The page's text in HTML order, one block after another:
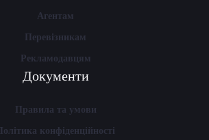
Агентам
Перевізникам
Рекламодавцям
Документи
Правила та умови
Політика конфіденційності